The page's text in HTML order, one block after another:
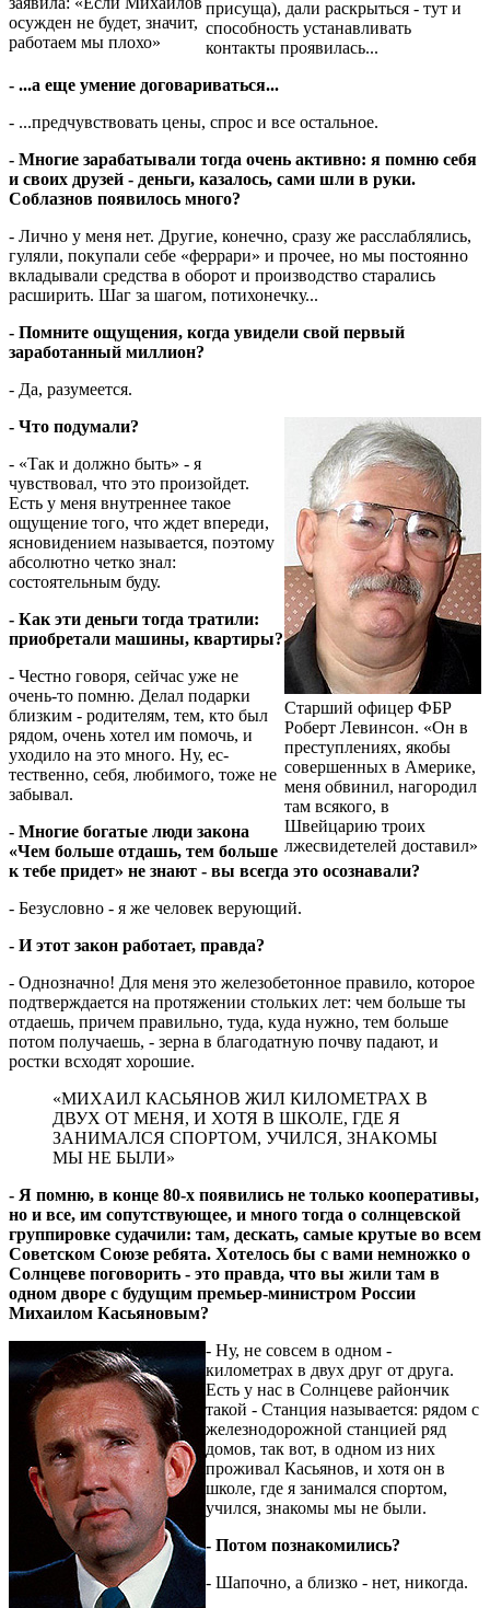
осужден не будет, значит,
работаем мы плохо»
присуща), дали раскрыться - тут и
способность устанавливать
контакты проявилась...
- ...а еще умение договариваться...
- ...предчувствовать цены, спрос и все остальное.
- Многие зарабатывали тогда очень активно: я помню себя
и своих друзей - деньги, казалось, сами шли в руки.
Соблазнов появилось много?
- Лично у меня нет. Другие, конечно, сразу же расслаблялись,
гуляли, покупали себе «феррари» и прочее, но мы постоянно
вкладывали средства в оборот и производство старались
расширить. Шаг за шагом, потихонечку...
- Помните ощущения, когда увидели свой первый
заработанный миллион?
- Да, разумеется.
Старший офицер ФБР
Роберт Левинсон. «Он в
преступлениях, якобы
совершенных в Америке,
меня обвинил, нагородил
там всякого, в
Швейцарию троих
лжесвидетелей доставил»
- Что подумали?
- «Так и должно быть» - я
чувствовал, что это произойдет.
Есть у меня внутрен­нее такое
ощущение того, что ждет впереди,
ясновидением называется, поэтому
абсолютно четко знал:
состоятельным бу­ду.
- Как эти деньги тогда тратили:
приобретали машины, квартиры?
- Честно говоря, сейчас уже не
очень-то помню. Делал подарки
близким - родителям, тем, кто был
рядом, очень хотел им помочь, и
уходило на это много. Ну, ес­
тественно, себя, любимого, тоже не
забывал.
- Многие богатые люди закона
«Чем больше отдашь, тем больше
к тебе придет» не знают - вы всегда это осознавали?
- Безусловно - я же человек верующий.
- И этот закон работает, правда?
- Однозначно! Для меня это железобетонное правило, которое
подтверждается на протяжении стольких лет: чем больше ты
отдаешь, причем правильно, туда, куда нужно, тем больше
потом получаешь, - зерна в благодатную почву падают, и
ростки всходят хорошие.
«МИХАИЛ КАСЬЯНОВ ЖИЛ КИЛОМЕТРАХ В
ДВУХ ОТ МЕНЯ, И ХОТЯ В ШКОЛЕ, ГДЕ Я
ЗАНИМАЛСЯ СПОРТОМ, УЧИЛСЯ, ЗНАКОМЫ
МЫ НЕ БЫЛИ»
- Я помню, в конце 80-х появились не только кооперативы,
но и все, им сопутствующее, и много тогда о солнцевской
группировке судачили: там, дескать, самые крутые во всем
Советском Союзе ребята. Хотелось бы с вами не­множко о
Солнцеве по­говорить - это правда, что вы жили там в
одном дворе с будущим премьер-министром России
Михаилом Касьяновым?
- Ну, не совсем в одном -
километрах в двух друг от друга.
Есть у нас в Солнцеве райончик
такой - Станция называется: рядом с
железнодорожной станцией ряд
домов, так вот, в одном из них
проживал Касьянов, и хотя он в
школе, где я занимался спортом,
учился, знакомы мы не были.
- Потом познакомились?
- Шапочно, а близко - нет, никогда.